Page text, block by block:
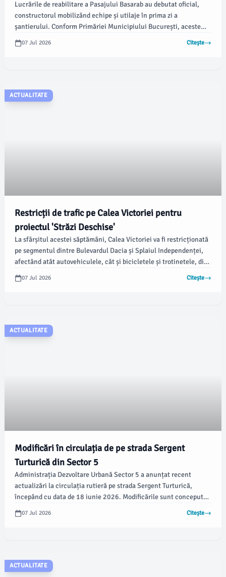
Lucrările de reabilitare a Pasajului Basarab au debutat oficial,
constructorul mobilizând echipe și utilaje în prima zi a
șantierului. Conform Primăriei Municipiului București, aceste
intervenții sunt esențiale pentru corectarea degradărilor apărute
de-a lungul timpului și pentru soluționarea situației
07 Jul 2026 Citește
ACTUALITATE
Restricții de trafic pe Calea Victoriei pentru
proiectul 'Străzi Deschise'
La sfârșitul acestei săptămâni, Calea Victoriei va fi restricționată
pe segmentul dintre Bulevardul Dacia și Splaiul Independenței,
afectând atât autovehiculele, cât și bicicletele și trotinetele, din
cauza desfășurării proiectului 'Străzi Deschise – București,
Promenadă Urbană'. Anunțul a fost făcut printr-un comunicat al
07 Jul 2026 Citește
ACTUALITATE
Modificări în circulația de pe strada Sergent
Turturică din Sector 5
Administrația Dezvoltare Urbană Sector 5 a anunțat recent
actualizări la circulația rutieră pe strada Sergent Turturică,
începând cu data de 18 iunie 2026. Modificările sunt concepute
pentru a îmbunătăți fluxul de trafic în zonă.
07 Jul 2026 Citește
ACTUALITATE